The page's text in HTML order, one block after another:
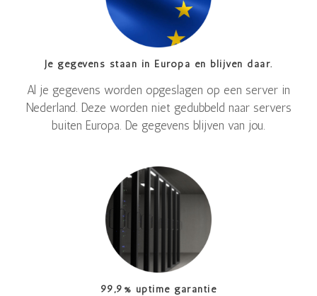
Je gegevens staan in Europa en blijven daar.
Al je gegevens worden opgeslagen op een server in
Nederland. Deze worden niet gedubbeld naar servers
buiten Europa. De gegevens blijven van jou.
99,9% uptime garantie